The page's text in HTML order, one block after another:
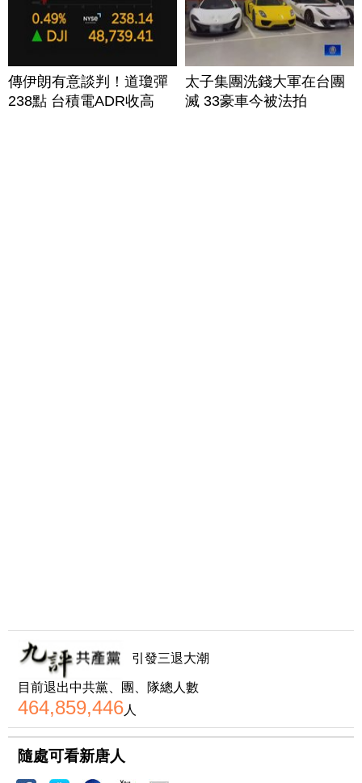
傳伊朗有意談判！道瓊彈
238點 台積電ADR收高
太子集團洗錢大軍在台團
滅 33豪車今被法拍
引發三退大潮
目前退出中共黨、團、隊總人數
464,859,446人
隨處可看新唐人